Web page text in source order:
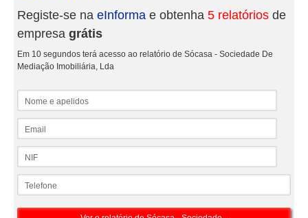
Registe-se na eInforma e obtenha 5 relatórios de
empresa grátis
Em 10 segundos terá acesso ao relatório de Sócasa - Sociedade De
Mediação Imobiliária, Lda